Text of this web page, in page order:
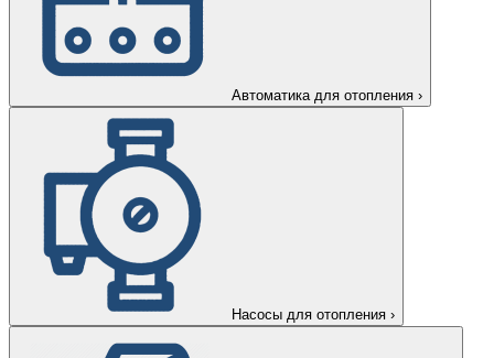
Автоматика для отопления ›
Насосы для отопления ›